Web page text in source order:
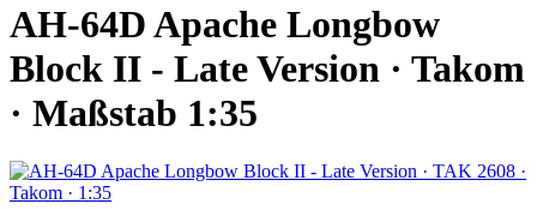
AH-64D Apache Longbow
Block II - Late Version · Takom
· Maßstab 1:35